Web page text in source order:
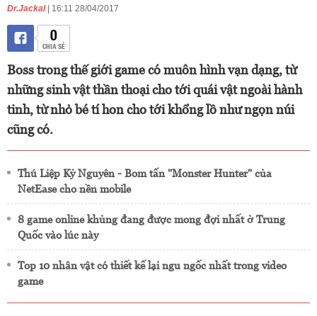
Dr.Jackal | 16:11 28/04/2017
0
CHIA SẺ
Boss trong thế giới game có muôn hình vạn dạng, từ
những sinh vật thần thoại cho tới quái vật ngoài hành
tinh, từ nhỏ bé tí hon cho tới khổng lồ như ngọn núi
cũng có.
Thú Liệp Kỷ Nguyên - Bom tấn "Monster Hunter" của
NetEase cho nền mobile
8 game online khủng đang được mong đợi nhất ở Trung
Quốc vào lúc này
Top 10 nhân vật có thiết kế lại ngu ngốc nhất trong video
game